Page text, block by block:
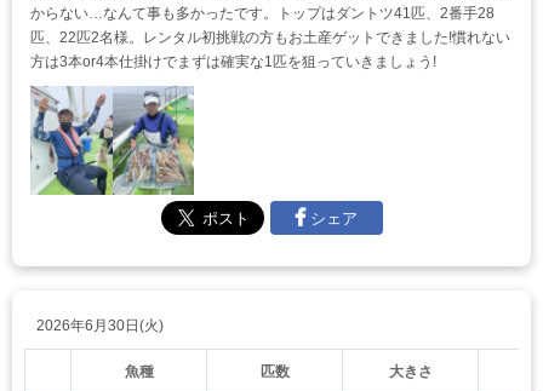
からない…なんて事も多かったです。トップはダントツ41匹、2番手28
匹、22匹2名様。レンタル初挑戦の方もお土産ゲットできました!慣れない
方は3本or4本仕掛けでまずは確実な1匹を狙っていきましょう!
シェア
2026年6月30日(火)
魚種 匹数 大きさ